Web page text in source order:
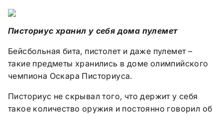
Писториус хранил у себя дома пулемет
Бейсбольная бита, пистолет и даже пулемет –
такие предметы хранились в доме олимпийского
чемпиона Оскара Писториуса.
Писториус не скрывал того, что держит у себя
такое количество оружия и постоянно говорил об